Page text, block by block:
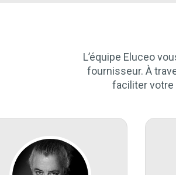
L’équipe Eluceo
fournisseur. À
faciliter votre